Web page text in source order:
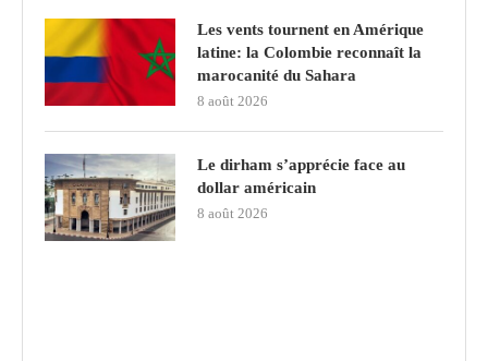
Les vents tournent en Amérique
latine: la Colombie reconnaît la
marocanité du Sahara
8 août 2026
Le dirham s’apprécie face au
dollar américain
8 août 2026